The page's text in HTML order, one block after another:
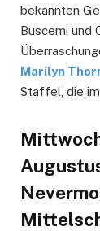
bekannten
Buscemi und
Marilyn
Staffel, die